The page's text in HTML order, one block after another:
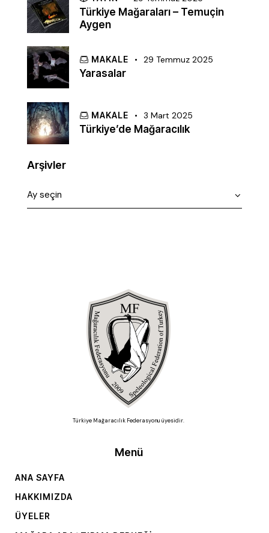
Türkiye Mağaraları – Temuçin
Aygen
MAKALE 29 Temmuz 2025
Yarasalar
MAKALE 3 Mart 2025
Türkiye’de Mağaracılık
Arşivler
Türkiye Mağaracılık Federasyonu üyesidir.
Menü
ANA SAYFA
HAKKIMIZDA
ÜYELER